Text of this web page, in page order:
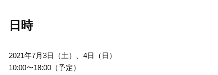
日時
2021年7月3日（土）、4日（日）
10:00〜18:00（予定）